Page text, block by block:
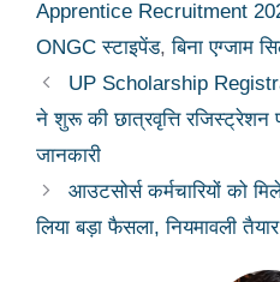
Apprentice Recruitment
ONGC स्टाइपेंड,बिना एग्जाम
UP Scholarship
ने शुरू की छात्रवृत्ति रजिस्ट्रेशन
जानकारी
आउटसोर्स कर्मचारियों को
लिया बड़ा फैसला, नियमावली तैयार